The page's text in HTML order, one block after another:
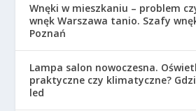
Wnęki w mieszkaniu – problem
wnęk Warszawa tanio. Szafy
Poznań
Lampa salon nowoczesna.
praktyczne czy klimatyczne?
led